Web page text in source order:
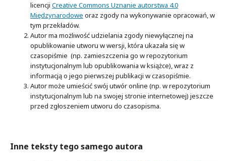
licencji Creative Commons Uznanie autorstwa 4.0
Międzynarodowe oraz zgody na wykonywanie opracowań, w
tym przekładów.
Autor ma możliwość udzielania zgody niewyłącznej na
opublikowanie utworu w wersji, która ukazała się w
czasopiśmie (np. zamieszczenia go w repozytorium
instytucjonalnym lub opublikowania w książce), wraz z
informacją o jego pierwszej publikacji w czasopiśmie.
Autor może umieścić swój utwór online (np. w repozytorium
instytucjonalnym lub na swojej stronie internetowej) jeszcze
przed zgłoszeniem utworu do czasopisma.
Inne teksty tego samego autora